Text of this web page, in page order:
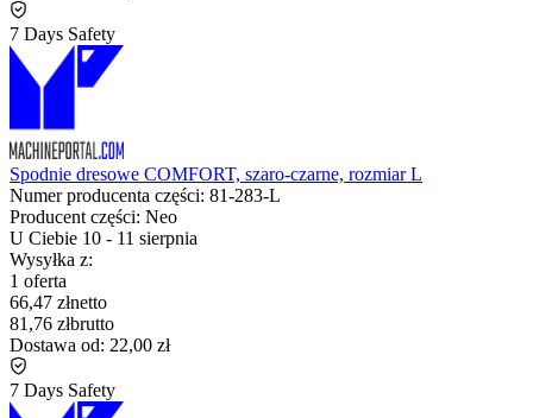
7 Days Safety
Spodnie dresowe COMFORT, szaro-czarne, rozmiar L
Numer producenta części: 81-283-L
Producent części: Neo
U Ciebie 10 - 11 sierpnia
Wysyłka z:
1 oferta
66,47 złnetto
81,76 złbrutto
Dostawa od: 22,00 zł
7 Days Safety